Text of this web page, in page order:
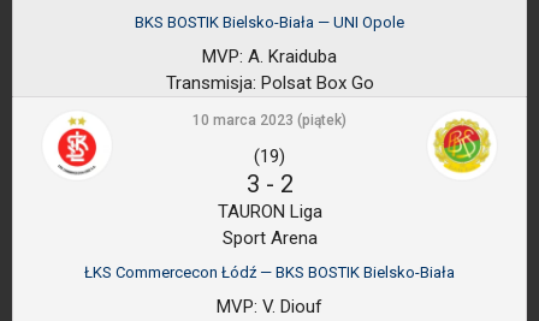
BKS BOSTIK Bielsko-Biała — UNI Opole
MVP: A. Kraiduba
Transmisja: Polsat Box Go
10 marca 2023 (piątek)
(19)
3 - 2
TAURON Liga
Sport Arena
ŁKS Commercecon Łódź — BKS BOSTIK Bielsko-Biała
MVP: V. Diouf